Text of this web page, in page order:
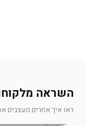
השראה
ראו איך אחרים מעצבים